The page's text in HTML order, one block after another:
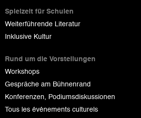
Spielzeit für Schulen
Weiterführende Literatur
Inklusive Kultur
Rund um die Vorstellungen
Workshops
Gespräche am Bühnenrand
Konferenzen, Podiumsdiskussionen
Tous les événements culturels